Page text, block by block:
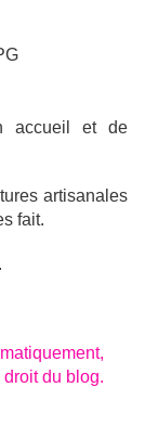
accueil et de
artisanales
fait.
du blog.